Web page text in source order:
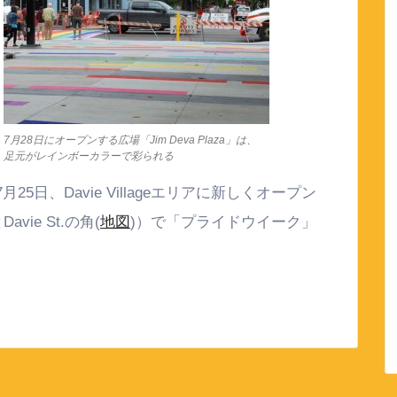
7月28日にオープンする広場「Jim Deva Plaza」は、
足元がレインボーカラーで彩られる
25日、Davie Villageエリアに新しくオープン
St.の角(地図)）で「プライドウイーク」